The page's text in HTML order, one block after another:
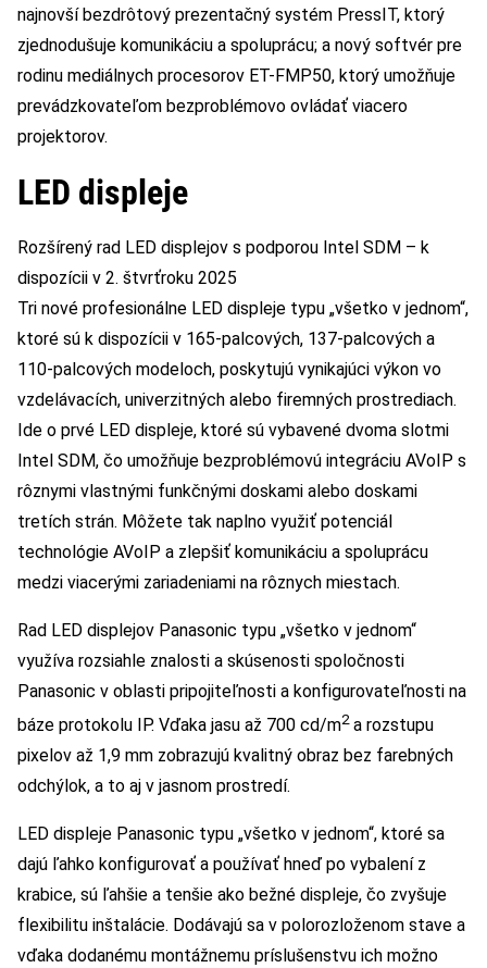
najnovší bezdrôtový prezentačný systém PressIT, ktorý
zjednodušuje komunikáciu a spoluprácu; a nový softvér pre
rodinu mediálnych procesorov ET-FMP50, ktorý umožňuje
prevádzkovateľom bezproblémovo ovládať viacero
projektorov.
LED displeje
Rozšírený rad LED displejov s podporou Intel SDM – k
dispozícii v 2. štvrťroku 2025
Tri nové profesionálne LED displeje typu „všetko v jednom“,
ktoré sú k dispozícii v 165-palcových, 137-palcových a
110-palcových modeloch, poskytujú vynikajúci výkon vo
vzdelávacích, univerzitných alebo firemných prostrediach.
Ide o prvé LED displeje, ktoré sú vybavené dvoma slotmi
Intel SDM, čo umožňuje bezproblémovú integráciu AVoIP s
rôznymi vlastnými funkčnými doskami alebo doskami
tretích strán. Môžete tak naplno využiť potenciál
technológie AVoIP a zlepšiť komunikáciu a spoluprácu
medzi viacerými zariadeniami na rôznych miestach.
Rad LED displejov Panasonic typu „všetko v jednom“
využíva rozsiahle znalosti a skúsenosti spoločnosti
Panasonic v oblasti pripojiteľnosti a konfigurovateľnosti na
báze protokolu IP. Vďaka jasu až 700 cd/m2a rozstupu
pixelov až 1,9 mm zobrazujú kvalitný obraz bez farebných
odchýlok, a to aj v jasnom prostredí.
LED displeje Panasonic typu „všetko v jednom“, ktoré sa
dajú ľahko konfigurovať a používať hneď po vybalení z
krabice, sú ľahšie a tenšie ako bežné displeje, čo zvyšuje
flexibilitu inštalácie. Dodávajú sa v polorozloženom stave a
vďaka dodanému montážnemu príslušenstvu ich možno